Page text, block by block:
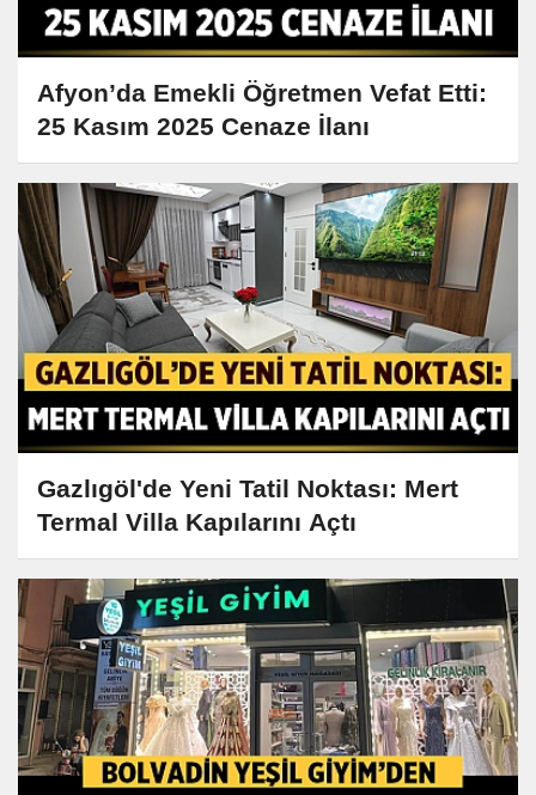
Afyon’da Emekli Öğretmen Vefat Etti:
25 Kasım 2025 Cenaze İlanı
Gazlıgöl'de Yeni Tatil Noktası: Mert
Termal Villa Kapılarını Açtı